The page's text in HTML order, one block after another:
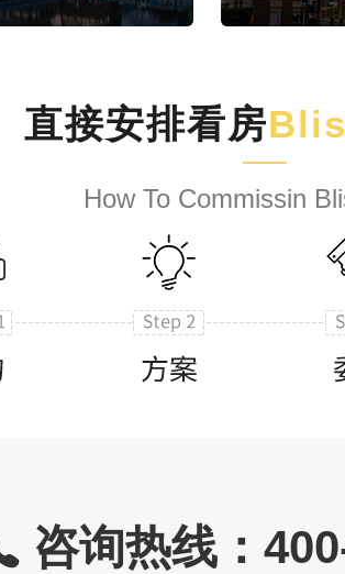
直接安排看房
How To Commissin
咨询热线：